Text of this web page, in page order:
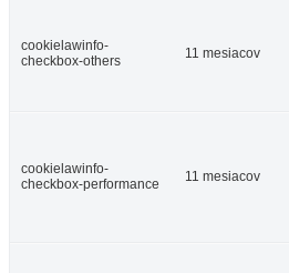
cookielawinfo-
checkbox-others
11 mesiacov
cookielawinfo-
checkbox-performance
11 mesiacov